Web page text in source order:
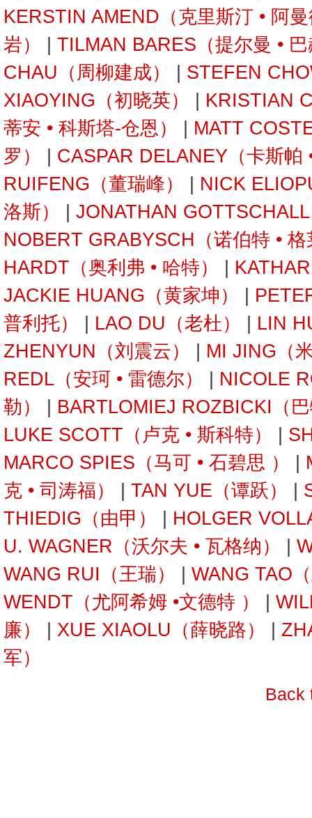
KERSTIN AMEND（克里斯汀 • 阿
岩）
TILMAN BARES（提尔曼 •
CHAU（周柳建成）
STEFEN
XIAOYING（初晓英）
KRISTIAN
蒂安 • 科斯塔-仓恩）
MATT
罗）
CASPAR DELANEY（卡斯帕
RUIFENG（董瑞峰）
NICK
洛斯）
JONATHAN
NOBERT GRABYSCH（诺伯特 •
HARDT（奥利弗 • 哈特）
JACKIE HUANG（黄家坤）
普利托）
LAO DU（老杜）
LIN
ZHENYUN（刘震云）
MI JING（
REDL（安珂 • 雷德尔）
NICOLE
勒）
BARTLOMIEJ ROZBICKI（
LUKE SCOTT（卢克 • 斯科特）
MARCO SPIES（马可 • 石碧思 ）
克 • 司涛福）
TAN YUE（谭跃）
THIEDIG（由甲）
HOLGER
U. WAGNER（沃尔夫 • 瓦格纳）
WANG RUI（王瑞）
WANG TAO
WENDT（尤阿希姆 •文德特 ）
廉）
XUE XIAOLU（薛晓路）
军）
Back